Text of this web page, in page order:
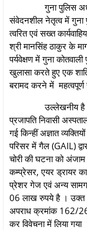
गुना पुलिस
संवेदनशील नेतृत्व में गुना
त्वरित एवं सख्त
श्री मानसिंह ठाकुर के
पर्यवेक्षण में गुना
खुलासा करते हुए एक
बरामद करने में
उल्लेखनीय है कि
प्रजापति निवासी
गई किन्हीं अज्ञात
परिसर में गैल (GAIL)
चोरी की घटना को अंजाम
कम्प्रेसर, एयर ड्रायर
प्रेशर गेज एवं अन्य
06 लाख रुपये है । उक्त
अपराध क्रमांक 162/26
कर विवेचना में लिया गया